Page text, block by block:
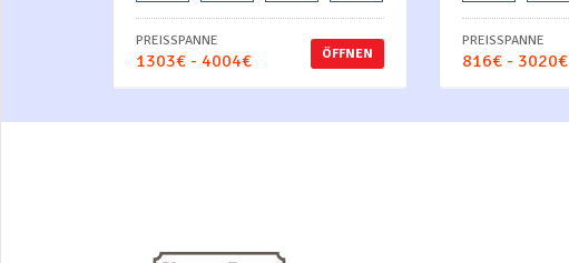
ÖFFNEN
PREISSPANNE
1303€ - 4004€
PREISSPANNE
816€ - 3020€